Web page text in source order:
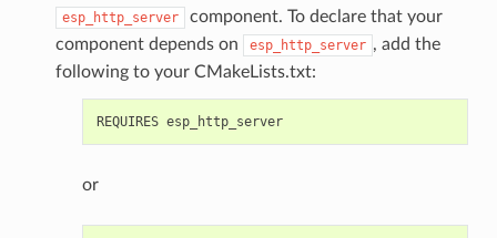
esp_http_server
component. To declare that your
component depends on
esp_http_server , add the
following to your CMakeLists.txt:
REQUIRES esp_http_server
or